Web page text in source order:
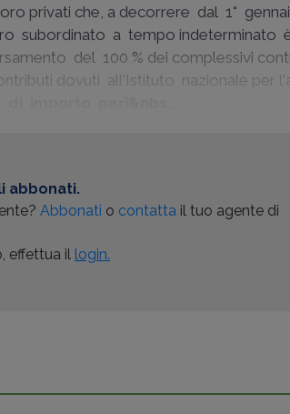
privati che, a decorrere dal 1°
subordinato a tempo indeterminato
del 100 % dei complessivi
dovuti all'Istituto nazionale per
abbonati.
Abbonati o contatta il tuo agente di
effettua il login.